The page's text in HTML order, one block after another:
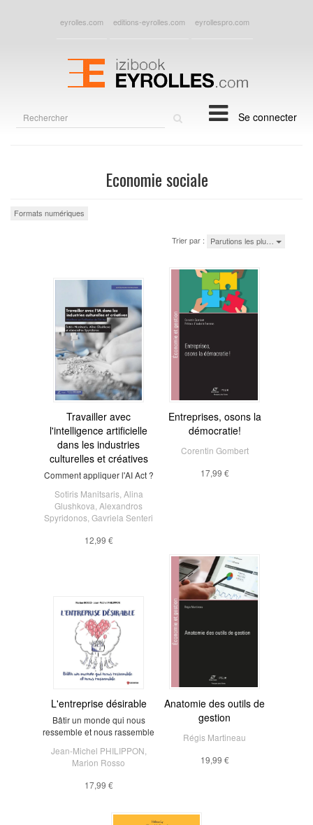
eyrolles.com editions-eyrolles.com eyrollespro.com
Se connecter
Economie sociale
Formats numériques
Trier par : Parutions les plu…
Travailler avec
l'intelligence artificielle
dans les industries
culturelles et créatives
Comment appliquer l'AI Act ?
Sotiris Manitsaris, Alina
Glushkova Alexandros
Spyridonos Gavriela Senteri
12,99 €
Entreprises, osons la
démocratie!
Corentin Gombert
17,99 €
L'entreprise désirable
Bâtir un monde qui nous
ressemble et nous rassemble
Jean-Michel PHILIPPON
Marion Rosso
17,99 €
Anatomie des outils de
gestion
Régis Martineau
19,99 €